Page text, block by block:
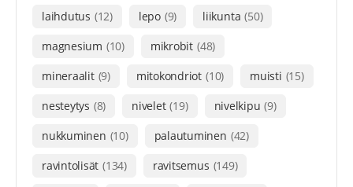
laihdutus (12) lepo (9) liikunta (50)
magnesium (10) mikrobit (48)
mineraalit (9) mitokondriot (10) muisti (15)
nesteytys (8) nivelet (19) nivelkipu (9)
nukkuminen (10) palautuminen (42)
ravintolisät (134) ravitsemus (149)